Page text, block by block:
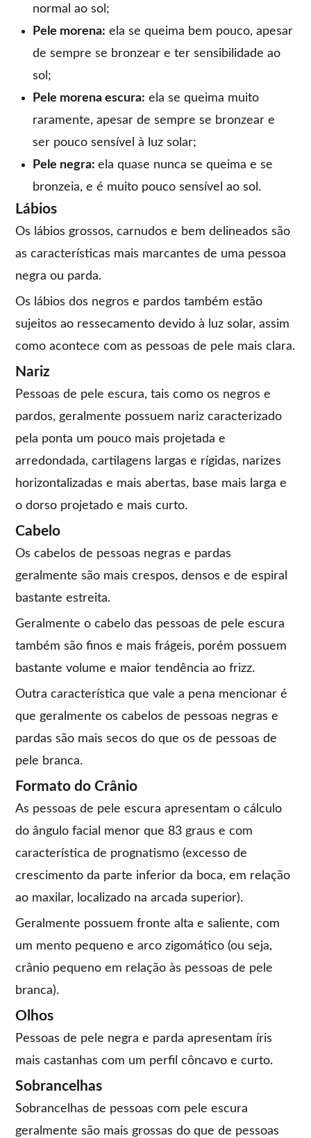
normal ao sol;
Pele morena: ela se queima bem pouco, apesar
de sempre se bronzear e ter sensibilidade ao
sol;
Pele morena escura: ela se queima muito
raramente, apesar de sempre se bronzear e
ser pouco sensível à luz solar;
Pele negra:ela quase nunca se queima e se
bronzeia, e é muito pouco sensível ao sol.
Lábios
Os lábios grossos, carnudos e bem delineados são
as características mais marcantes de uma pessoa
negra ou parda.
Os lábios dos negros e pardos também estão
sujeitos ao ressecamento devido à luz solar, assim
como acontece com as pessoas de pele mais clara.
Nariz
Pessoas de pele escura, tais como os negros e
pardos, geralmente possuem nariz caracterizado
pela ponta um pouco mais projetada e
arredondada, cartilagens largas e rígidas, narizes
horizontalizadas e mais abertas, base mais larga e
o dorso projetado e mais curto.
Cabelo
Os cabelos de pessoas negras e pardas
geralmente são mais crespos, densos e de espiral
bastante estreita.
Geralmente o cabelo das pessoas de pele escura
também são finos e mais frágeis, porém possuem
bastante volume e maior tendência ao frizz.
Outra característica que vale a pena mencionar é
que geralmente os cabelos de pessoas negras e
pardas são mais secos do que os de pessoas de
pele branca.
Formato do Crânio
As pessoas de pele escura apresentam o cálculo
do ângulo facial menor que 83 graus e com
característica de prognatismo (excesso de
crescimento da parte inferior da boca, em relação
ao maxilar, localizado na arcada superior).
Geralmente possuem fronte alta e saliente, com
um mento pequeno e arco zigomático (ou seja,
crânio pequeno em relação às pessoas de pele
branca).
Olhos
Pessoas de pele negra e parda apresentam íris
mais castanhas com um perfil côncavo e curto.
Sobrancelhas
Sobrancelhas de pessoas com pele escura
geralmente são mais grossas do que de pessoas